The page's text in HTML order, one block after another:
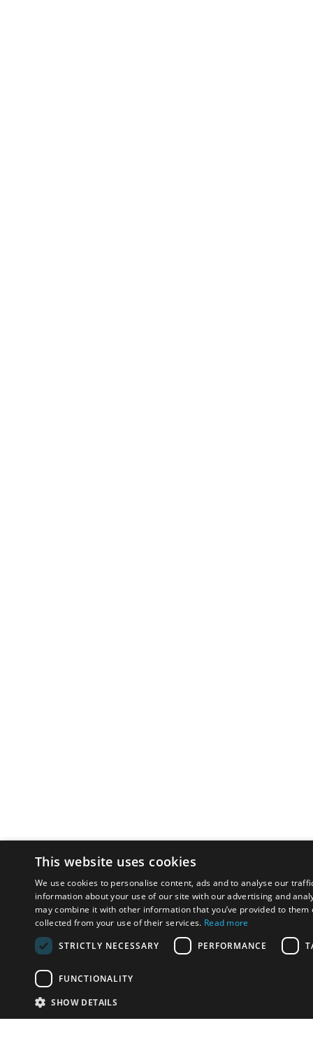
This website uses cookies
We use cookies to personalise content, ads and to analyse our
information about your use of our site with our advertising and
may combine it with other information that you’ve provided to them
collected from your use of their services. Read more
STRICTLY NECESSARY
PERFORMANCE
FUNCTIONALITY
SHOW DETAILS